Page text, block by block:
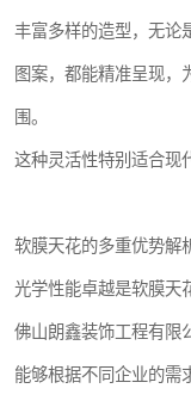
丰富多样的造型，无论
图案，都能精准呈现，
围。
这种灵活性特别适合现
软膜天花的多重优势解
光学性能卓越是软膜天
佛山朗鑫装饰工程有限
能够根据不同企业的需